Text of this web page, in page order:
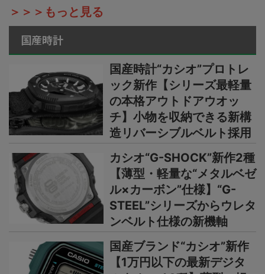
＞＞＞もっと見る
国産時計
国産時計“カシオ”プロトレ
ック新作【シリーズ最軽量
の本格アウトドアウオッ
チ】小物を収納できる新構
造リバーシブルベルト採用
カシオ“G-SHOCK”新作2種
【薄型・軽量な“メタルベゼ
ル×カーボン”仕様】“G-
STEEL”シリーズからウレタ
ンベルト仕様の新機軸
国産ブランド“カシオ”新作
【1万円以下の最新デジタ